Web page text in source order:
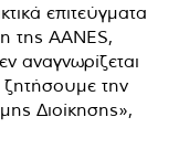
επιτεύγματα
της AANES,
αναγνωρίζεται
ζητήσουμε την
Διοίκησης»,